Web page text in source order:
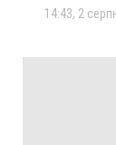
14:43, 2